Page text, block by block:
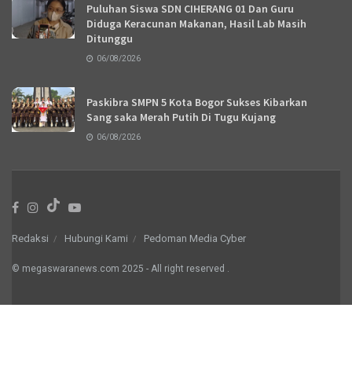
Puluhan Siswa SDN CIHERANG 01 Dan Guru
Diduga Keracunan Makanan, Hasil Lab Masih
Ditunggu
06/08/2026
Paskibra SMPN 5 Kota Bogor Sukses Kibarkan
Sang saka Merah Putih Di Tugu Kujang
06/08/2026
Redaksi Hubungi Kami Pedoman Media Cyber
© megaswaranews.com 2025 - All right reserved